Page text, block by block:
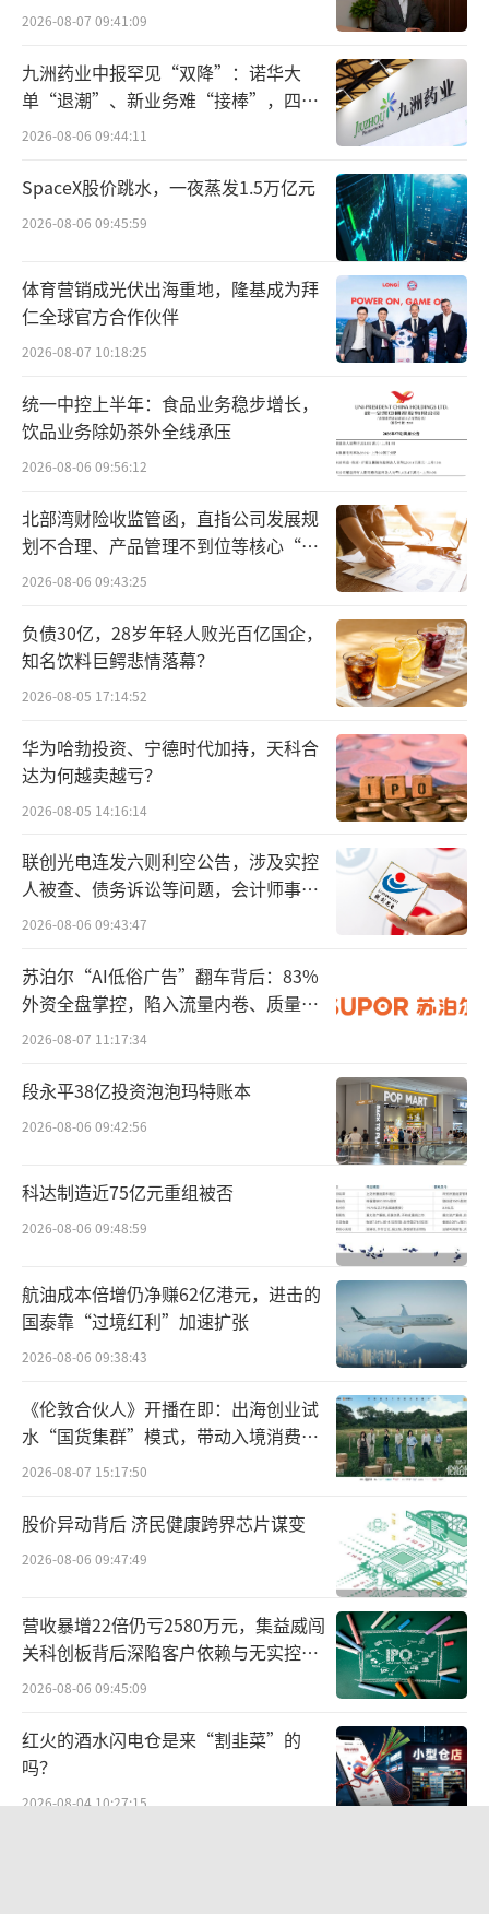
《上海证券交易所纪律处分决定书》
值得注意的是，上海证券交易所曾对至纯
科技2021年至2023年连续三年的年度报告出具
信息披露监管函。而该公司后续确认的三项违
规情形，竟然就主要发生于上述期间。
（来源：公司公告，东方财富choice）
董事长、财务总监、董事会秘书被通报批
评
基于上述违规情形，上海证监局也对至纯
科技时任董事长、总经理蒋渊，时任财务总监
和董事会秘书陆磊，时任财务总监丁炯，时任
董事会秘书任慕华出具警示函。
《关于收到上海证监局警示函的公告》
同时，2026年6月26日，上海证券交易所
评，对于上述纪律处分，上海证券交易所将通
报中国证监会，并记入证券期货市场诚信档案
数据库，另对任慕华予以监管警示。
2026-08-07 09:41:09
九洲药业中报罕见“双降”：诺华大
单“退潮”、新业务难“接棒”，四大
难关待闯
2026-08-06 09:44:11
SpaceX股价跳水，一夜蒸发1.5万亿元
2026-08-06 09:45:59
体育营销成光伏出海重地，隆基成为拜
仁全球官方合作伙伴
2026-08-07 10:18:25
统一中控上半年：食品业务稳步增长，
饮品业务除奶茶外全线承压
2026-08-06 09:56:12
北部湾财险收监管函，直指公司发展规
划不合理、产品管理不到位等核心“痛
点”
2026-08-06 09:43:25
负债30亿，28岁年轻人败光百亿国企，
知名饮料巨鳄悲情落幕？
2026-08-05 17:14:52
华为哈勃投资、宁德时代加持，天科合
达为何越卖越亏？
2026-08-05 14:16:14
联创光电连发六则利空公告，涉及实控
人被查、债务诉讼等问题，会计师事务
所曾出具“保留意见”
2026-08-06 09:43:47
苏泊尔“AI低俗广告”翻车背后：83%
外资全盘掌控，陷入流量内卷、质量频
发的负循环
2026-08-07 11:17:34
段永平38亿投资泡泡玛特账本
2026-08-06 09:42:56
科达制造近75亿元重组被否
2026-08-06 09:48:59
航油成本倍增仍净赚62亿港元，进击的
国泰靠“过境红利”加速扩张
2026-08-06 09:38:43
《伦敦合伙人》开播在即：出海创业试
水“国货集群”模式，带动入境消费反
向种草
2026-08-07 15:17:50
股价异动背后 济民健康跨界芯片谋变
2026-08-06 09:47:49
营收暴增22倍仍亏2580万元，集益威闯
关科创板背后深陷客户依赖与无实控人
困局
2026-08-06 09:45:09
红火的酒水闪电仓是来“割韭菜”的
吗？
2026-08-04 10:27:15